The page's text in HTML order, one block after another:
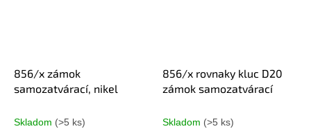
856/x zámok
samozatvárací, nikel
Skladom (>5 ks)
856/x rovnaky kluc D20
zámok samozatvárací
Skladom (>5 ks)